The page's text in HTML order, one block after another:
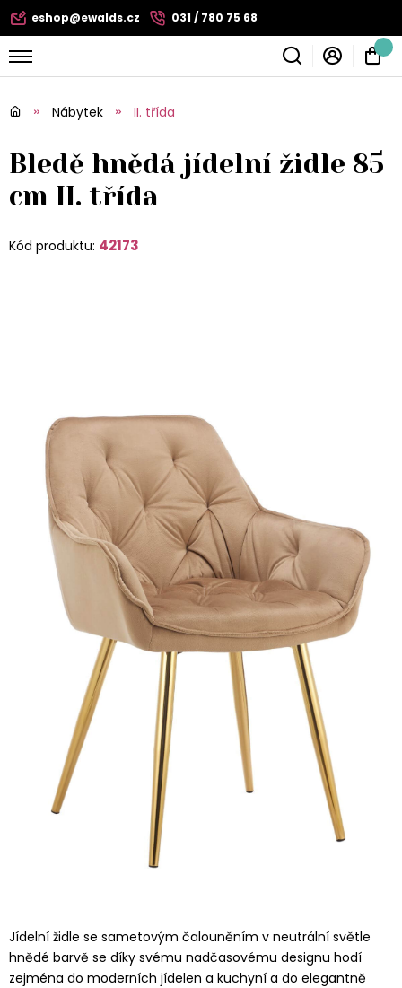
eshop@ewalds.cz 031 / 780 75 68
Nábytek II. třída
Bledě hnědá jídelní židle 85
cm II. třída
Kód produktu: 42173
Jídelní židle se sametovým čalouněním v neutrální světle
hnědé barvě se díky svému nadčasovému designu hodí
zejména do moderních jídelen a kuchyní a do elegantně